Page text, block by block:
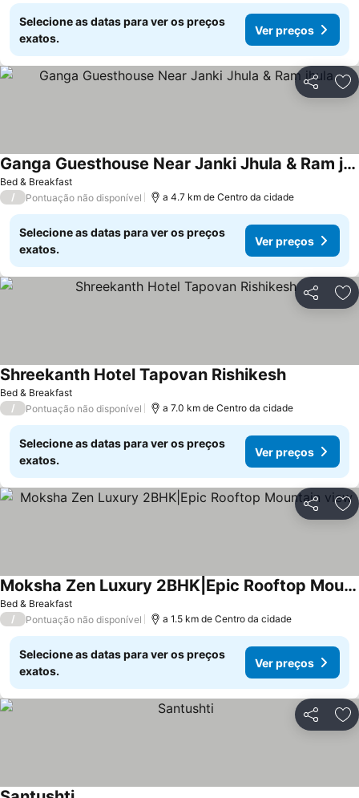
Selecione as datas para ver os preços
exatos.
Ver preços
Partilhar
Bed & Breakfast
Ganga Guesthouse Near Janki Jhula & Ram jhula
/ Pontuação não disponível a 4.7 km de Centro da cidade
Selecione as datas para ver os preços
exatos.
Ver preços
Partilhar
Bed & Breakfast
Shreekanth Hotel Tapovan Rishikesh
/ Pontuação não disponível a 7.0 km de Centro da cidade
Selecione as datas para ver os preços
exatos.
Ver preços
Partilhar
Bed & Breakfast
Moksha Zen Luxury 2BHK|Epic Rooftop Mountain view
/ Pontuação não disponível a 1.5 km de Centro da cidade
Selecione as datas para ver os preços
exatos.
Ver preços
Partilhar